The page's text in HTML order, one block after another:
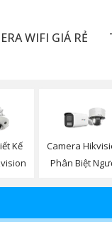
WIFI GIÁ RẺ
Kế
Camera
Phân Biệt